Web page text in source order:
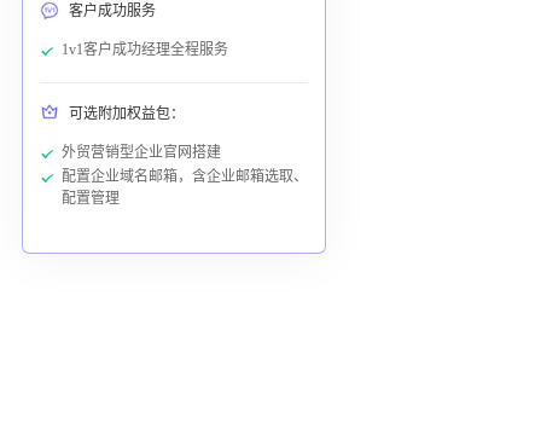
客户成功服务
1v1客户成功经理全程服务
可选附加权益包：
外贸营销型企业官网搭建
配置企业域名邮箱，含企业邮箱选取、
配置管理